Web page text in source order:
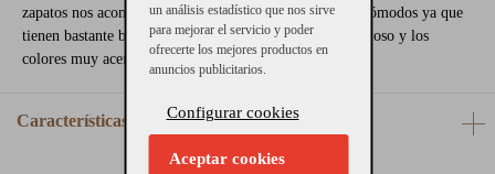
zapatos nos acompañarán en todo momento. Son muy cómodos ya que
tienen bastante base los tacones, además de ser muy estiloso y los
colores muy acertados.
Características
un análisis estadístico que nos sirve
para mejorar el servicio y poder
ofrecerte los mejores productos en
anuncios publicitarios.
Configurar cookies
Aceptar cookies